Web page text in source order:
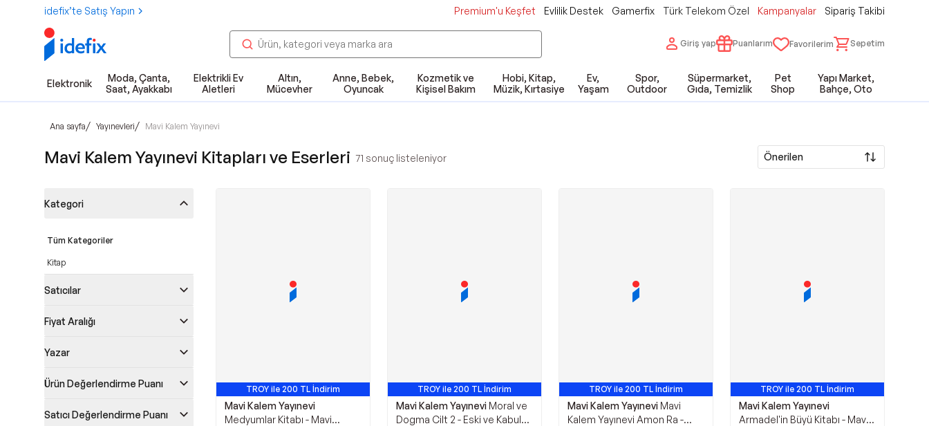
idefix’te Satış Yapın Premium'u Keşfet Evlilik Destek Gamerfix Türk Telekom Özel Kampanyalar Sipariş Takibi
Giriş yap Puanlarım Favorilerim Sepetim
Elektronik
Moda, Çanta,
Saat, Ayakkabı
Elektrikli Ev
Aletleri
Altın,
Mücevher
Anne, Bebek,
Oyuncak
Kozmetik ve
Kişisel Bakım
Hobi, Kitap,
Müzik, Kırtasiye
Ev,
Yaşam
Spor,
Outdoor
Süpermarket,
Gıda, Temizlik
Pet
Shop
Yapı Market,
Bahçe, Oto
Ana sayfa/ Yayınevleri/ Mavi Kalem Yayınevi
Mavi Kalem Yayınevi Kitapları ve Eserleri 71 sonuç listeleniyor Önerilen
Kategori
Tüm Kategoriler
Kitap
Satıcılar
Fiyat Aralığı
Yazar
Ürün Değerlendirme Puanı
Satıcı Değerlendirme Puanı
TROY ile 200 TL İndirim
Mavi Kalem Yayınevi
Medyumlar Kitabı - Mavi
TROY ile 200 TL İndirim
Mavi Kalem Yayınevi Moral ve
Dogma Cilt 2 - Eski ve Kabul
TROY ile 200 TL İndirim
Mavi Kalem Yayınevi Mavi
Kalem Yayınevi Amon Ra -
TROY ile 200 TL İndirim
Mavi Kalem Yayınevi
Armadel'in Büyü Kitabı - Mavi